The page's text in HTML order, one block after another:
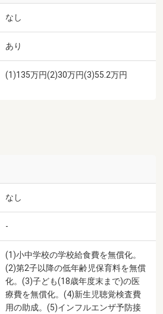
なし
あり
(1)135万円(2)30万円(3)55.2万円
なし
-
(1)小中学校の学校給食費を無償化。
(2)第2子以降の低年齢児保育料を無償
化。(3)子ども(18歳年度末まで)の医
療費を無償化。(4)新生児聴覚検査費
用の助成。(5)インフルエンザ予防接